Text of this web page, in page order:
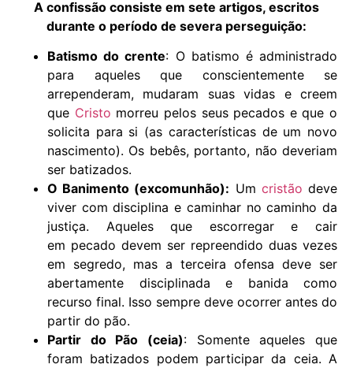
A confissão consiste em sete artigos, escritos
durante o período de severa perseguição:
Batismo do crente: O batismo é administrado
para aqueles que conscientemente se
arrependeram, mudaram suas vidas e creem
que Cristo morreu pelos seus pecados e que o
solicita para si (as características de um novo
nascimento). Os bebês, portanto, não deveriam
ser batizados.
O Banimento (excomunhão): Um cristão deve
viver com disciplina e caminhar no caminho da
justiça. Aqueles que escorregar e cair
em pecado devem ser repreendido duas vezes
em segredo, mas a terceira ofensa deve ser
abertamente disciplinada e banida como
recurso final. Isso sempre deve ocorrer antes do
partir do pão.
Partir do Pão (ceia): Somente aqueles que
foram batizados podem participar da ceia. A